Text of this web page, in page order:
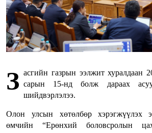
З асгийн газрын ээлжит хуралдаан
сарын 15-нд болж дараах
шийдвэрлэлээ.
Олон улсын хөтөлбөр хэрэгжүүлэх
өмчийн “Ерөнхий боловсролын